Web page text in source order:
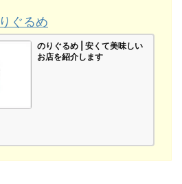
ぐるめ
のりぐるめ | 安くて美味しい
お店を紹介します